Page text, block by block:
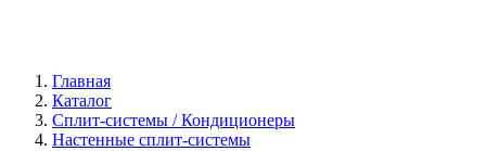
Главная
Каталог
Сплит-системы / Кондиционеры
Настенные сплит-системы